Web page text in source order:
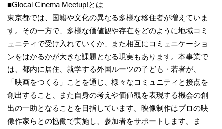
■Glocal Cinema Meetup!とは
東京都では、国籍や文化の異なる多様な移住者が増えていま
す。その一方で、多様な価値観や存在をどのように地域コミ
ュニティで受け入れていくか、また相互にコミュニケーショ
ンをはかるかが大きな課題となる現実もあります。本事業で
は、都内に居住、就学する外国ルーツの子ども・若者が、
「映画をつくる」ことを通じ、様々なコミュニティと接点を
創出すること、また自身の考えや価値観を表現する機会の創
出の一助となることを目指しています。映像制作はプロの映
像作家らとの協働で実施し、参加者をサポートします。ま